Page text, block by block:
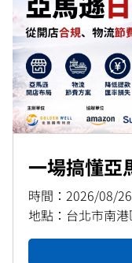
一場搞懂亞
規、物流節
時間：2026/08/
地點： 台北市南
樓)